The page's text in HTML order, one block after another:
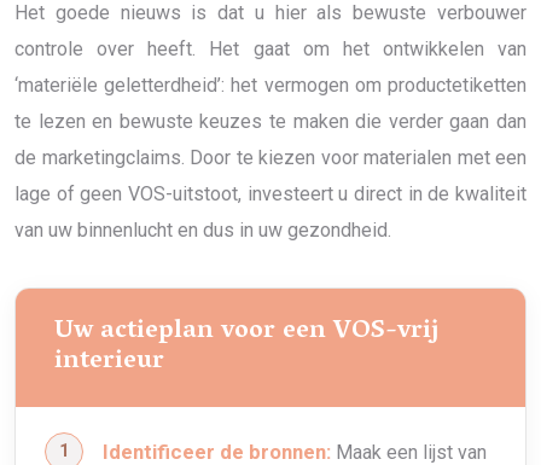
Het goede nieuws is dat u hier als bewuste verbouwer
controle over heeft. Het gaat om het ontwikkelen van
‘materiële geletterdheid’: het vermogen om productetiketten
te lezen en bewuste keuzes te maken die verder gaan dan
de marketingclaims. Door te kiezen voor materialen met een
lage of geen VOS-uitstoot, investeert u direct in de kwaliteit
van uw binnenlucht en dus in uw gezondheid.
Uw actieplan voor een VOS-vrij
interieur
Identificeer de bronnen: Maak een lijst van